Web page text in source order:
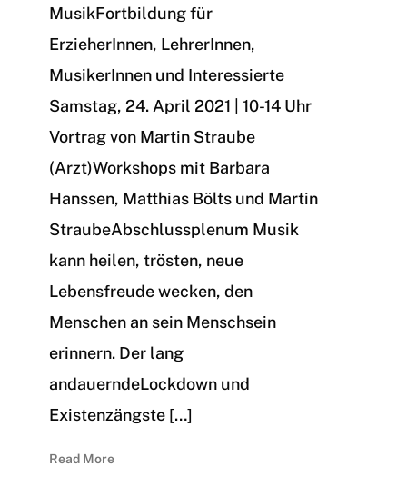
MusikFortbildung für
ErzieherInnen, LehrerInnen,
MusikerInnen und Interessierte
Samstag, 24. April 2021 | 10-14 Uhr
Vortrag von Martin Straube
(Arzt)Workshops mit Barbara
Hanssen, Matthias Bölts und Martin
StraubeAbschlussplenum Musik
kann heilen, trösten, neue
Lebensfreude wecken, den
Menschen an sein Menschsein
erinnern. Der lang
andauerndeLockdown und
Existenzängste […]
Read More